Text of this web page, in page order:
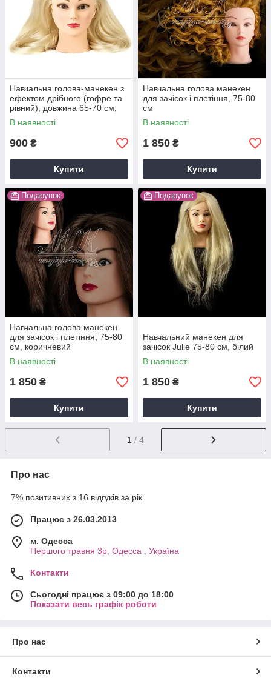
Навчальна голова-манекен з
ефектом дрібного (гофре та
рівний), довжина 65-70 см,
біла
В наявності
900 ₴
Купити
Навчальна голова манекен
для зачісок і плетіння, 75-80
см
В наявності
1 850 ₴
Купити
Подарунок
Навчальна голова манекен
для зачісок і плетіння, 75-80
см, коричневий
В наявності
1 850 ₴
Купити
Подарунок
Навчальний манекен для
зачісок Julie 75-80 см, білий
В наявності
1 850 ₴
Купити
1 / 4
Про нас
7% позитивних з 16 відгуків за рік
Працює з 26.03.2013
м. Одесса
Першого травня 3р, Одесса , Україна
Контакти
Сьогодні працює з 09:00 до 18:00
Показати весь графік роботи
Про нас
Контакти